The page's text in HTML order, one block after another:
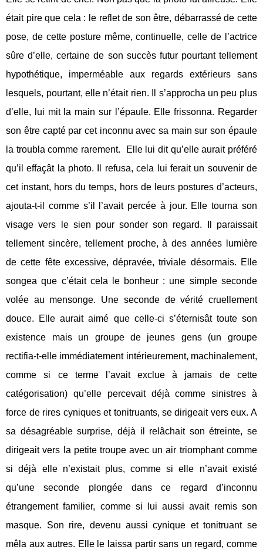
était pire que cela : le reflet de son être, débarrassé de cette
pose, de cette posture même, continuelle, celle de l’actrice
sûre d’elle, certaine de son succès futur pourtant tellement
hypothétique, imperméable aux regards extérieurs sans
lesquels, pourtant, elle n’était rien. Il s’approcha un peu plus
d’elle, lui mit la main sur l’épaule. Elle frissonna. Regarder
son être capté par cet inconnu avec sa main sur son épaule
la troubla comme rarement.
Elle lui dit qu’elle aurait préféré
qu’il effaçât la photo. Il refusa, cela lui ferait un souvenir de
cet instant, hors du temps, hors de leurs postures d’acteurs,
ajouta-t-il comme s’il l’avait percée à jour. Elle tourna son
visage vers le sien pour sonder son regard. Il paraissait
tellement sincère, tellement proche, à des années lumière
de cette fête excessive, dépravée, triviale désormais. Elle
songea que c’était cela le bonheur : une simple seconde
volée au mensonge. Une seconde de vérité cruellement
douce. Elle aurait aimé que celle-ci s’éternisât toute son
existence mais un groupe de jeunes gens (un groupe
rectifia-t-elle immédiatement intérieurement, machinalement,
comme si ce terme l’avait exclue à jamais de cette
catégorisation) qu’elle percevait déjà comme sinistres à
force de rires cyniques et tonitruants, se dirigeait vers eux. A
sa désagréable surprise, déjà il relâchait son étreinte, se
dirigeait vers la petite troupe avec un air triomphant comme
si déjà elle n’existait plus, comme si elle n’avait existé
qu’une seconde plongée dans ce regard d’inconnu
étrangement familier, comme si lui aussi avait remis son
masque. Son rire, devenu aussi cynique et tonitruant se
mêla aux autres. Elle le laissa partir sans un regard, comme